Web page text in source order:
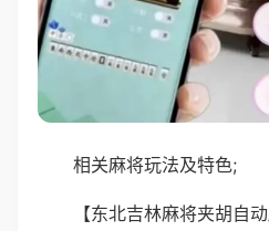
相关麻将玩法及特色;
【东北吉林麻将夹胡自